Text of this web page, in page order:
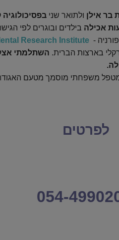
בר אילן ולתואר שני
אכילה בילדים ובוגרים לפי
-
Research Institute
השתלמתי
משפחתי מוסמך מטעם
לפרטים
054-